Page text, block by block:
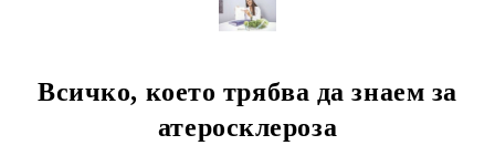
Всичко, което трябва да знаем за
атеросклероза